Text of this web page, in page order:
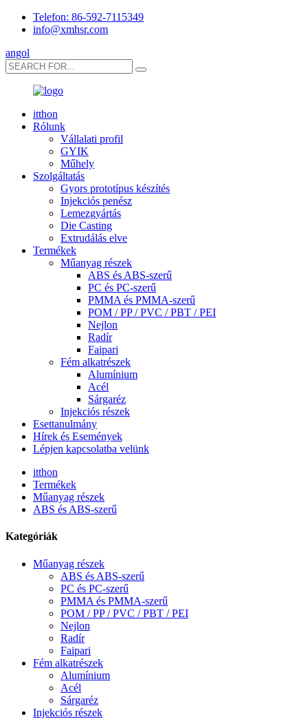
Telefon: 86-592-7115349
info@xmhsr.com
angol
itthon
Rólunk
Vállalati profil
GYIK
Műhely
Szolgáltatás
Gyors prototípus készítés
Injekciós penész
Lemezgyártás
Die Casting
Extrudálás elve
Termékek
Műanyag részek
ABS és ABS-szerű
PC és PC-szerű
PMMA és PMMA-szerű
POM / PP / PVC / PBT / PEI
Nejlon
Radír
Faipari
Fém alkatrészek
Alumínium
Acél
Sárgaréz
Injekciós részek
Esettanulmány
Hírek és Események
Lépjen kapcsolatba velünk
itthon
Termékek
Műanyag részek
ABS és ABS-szerű
Kategóriák
Műanyag részek
ABS és ABS-szerű
PC és PC-szerű
PMMA és PMMA-szerű
POM / PP / PVC / PBT / PEI
Nejlon
Radír
Faipari
Fém alkatrészek
Alumínium
Acél
Sárgaréz
Injekciós részek